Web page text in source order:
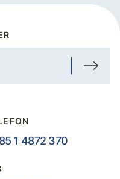
1 4872 370